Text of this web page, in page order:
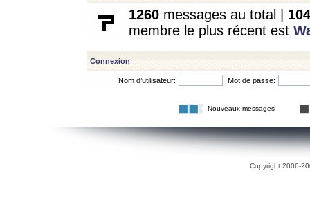
1260 messages au total | 104
membre le plus récent est
Connexion
Nom d’utilisateur: Mot de passe:
Nouveaux messages
Copyright 2006-